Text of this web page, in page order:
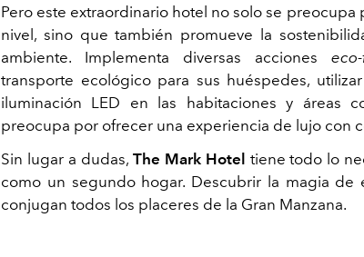
Pero este extraordinario hotel no solo se
nivel, sino que también promueve la
ambiente. Implementa diversas acciones
transporte ecológico para sus huéspedes,
iluminación LED en las habitaciones y áreas
preocupa por ofrecer una experiencia de lujo con
Sin lugar a dudas, The Mark Hotel tiene todo lo
como un segundo hogar. Descubrir la magia de
conjugan todos los placeres de la Gran Manzana.